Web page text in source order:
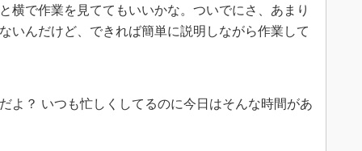
横で作業を見ててもいいかな。ついでにさ、あまり
いんだけど、できれば簡単に説明しながら作業して
よ？ いつも忙しくしてるのに今日はそんな時間があ